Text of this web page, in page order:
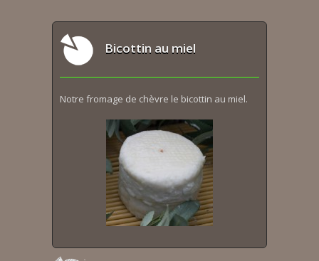
Bicottin au miel
Notre fromage de chèvre le bicottin au miel.